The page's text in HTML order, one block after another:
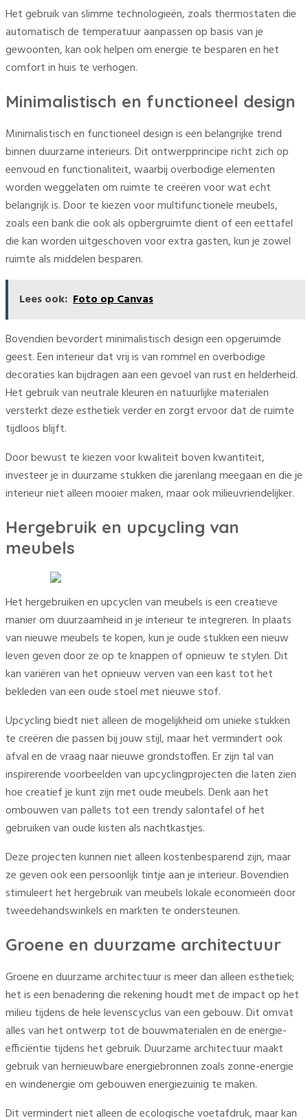
Het gebruik van slimme technologieën, zoals thermostaten die
automatisch de temperatuur aanpassen op basis van je
gewoonten, kan ook helpen om energie te besparen en het
comfort in huis te verhogen.
Minimalistisch en functioneel design
Minimalistisch en functioneel design is een belangrijke trend
binnen duurzame interieurs. Dit ontwerpprincipe richt zich op
eenvoud en functionaliteit, waarbij overbodige elementen
worden weggelaten om ruimte te creëren voor wat echt
belangrijk is. Door te kiezen voor multifunctionele meubels,
zoals een bank die ook als opbergruimte dient of een eettafel
die kan worden uitgeschoven voor extra gasten, kun je zowel
ruimte als middelen besparen.
Lees ook: Foto op Canvas
Bovendien bevordert minimalistisch design een opgeruimde
geest. Een interieur dat vrij is van rommel en overbodige
decoraties kan bijdragen aan een gevoel van rust en helderheid.
Het gebruik van neutrale kleuren en natuurlijke materialen
versterkt deze esthetiek verder en zorgt ervoor dat de ruimte
tijdloos blijft.
Door bewust te kiezen voor kwaliteit boven kwantiteit,
investeer je in duurzame stukken die jarenlang meegaan en die je
interieur niet alleen mooier maken, maar ook milieuvriendelijker.
Hergebruik en upcycling van
meubels
Het hergebruiken en upcyclen van meubels is een creatieve
manier om duurzaamheid in je interieur te integreren. In plaats
van nieuwe meubels te kopen, kun je oude stukken een nieuw
leven geven door ze op te knappen of opnieuw te stylen. Dit
kan variëren van het opnieuw verven van een kast tot het
bekleden van een oude stoel met nieuwe stof.
Upcycling biedt niet alleen de mogelijkheid om unieke stukken
te creëren die passen bij jouw stijl, maar het vermindert ook
afval en de vraag naar nieuwe grondstoffen. Er zijn tal van
inspirerende voorbeelden van upcyclingprojecten die laten zien
hoe creatief je kunt zijn met oude meubels. Denk aan het
ombouwen van pallets tot een trendy salontafel of het
gebruiken van oude kisten als nachtkastjes.
Deze projecten kunnen niet alleen kostenbesparend zijn, maar
ze geven ook een persoonlijk tintje aan je interieur. Bovendien
stimuleert het hergebruik van meubels lokale economieën door
tweedehandswinkels en markten te ondersteunen.
Groene en duurzame architectuur
Groene en duurzame architectuur is meer dan alleen esthetiek;
het is een benadering die rekening houdt met de impact op het
milieu tijdens de hele levenscyclus van een gebouw. Dit omvat
alles van het ontwerp tot de bouwmaterialen en de energie-
efficiëntie tijdens het gebruik. Duurzame architectuur maakt
gebruik van hernieuwbare energiebronnen zoals zonne-energie
en windenergie om gebouwen energiezuinig te maken.
Dit vermindert niet alleen de ecologische voetafdruk, maar kan